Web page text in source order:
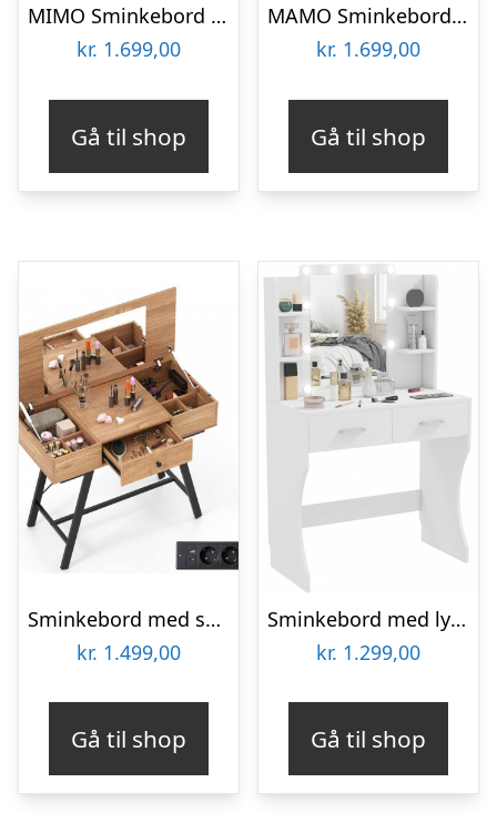
MIMO Sminkebord med spejl – 65x35cm Grafit
kr. 1.699,00
Gå til shop
MAMO Sminkebord med spejl – 65x35cm Petrol Blå
kr. 1.699,00
Gå til shop
Sminkebord med spejl i metal og møbelplade H80,5 – 124 x B96,5 x D46,5 cm – Sort/Natur
kr. 1.499,00
Gå til shop
Sminkebord med lys og spejl i møbelplade H75 – 132 x B80 x D40 cm – Hvid
kr. 1.299,00
Gå til shop